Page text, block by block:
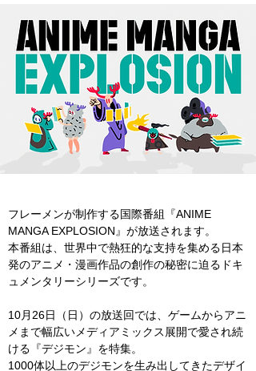
フレーメンが制作する国際番組『ANIME
MANGA EXPLOSION』が放送されます。
本番組は、世界中で熱狂的な支持を集める日本
発のアニメ・漫画作品の創作の秘密に迫るドキ
ュメンタリーシリーズです。
10月26日（日）の放送回では、ゲームからアニ
メまで幅広いメディアミックス展開で愛され続
ける『デジモン』を特集。
1000体以上のデジモンを生み出してきたデザイ